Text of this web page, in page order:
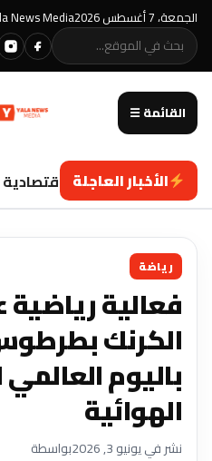
الجمعة، 7 أغسطس 2026 News Media
القائمة ☰
الأخبار العاجلة
تحديثات اقتصادية
رياضة
فعالية
الكرنك
باليوم العالمي
الهوائية
نشر في يونيو 3, 2026 بواسطة